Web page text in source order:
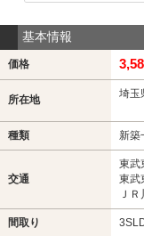
基本情報
価格
所在地 埼玉
種類 新築
交通
東武
東武
Ｊ
間取り